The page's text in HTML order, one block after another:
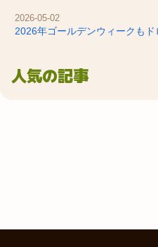
2026-05-02
2026年ゴールデンウィークも
人気の記事